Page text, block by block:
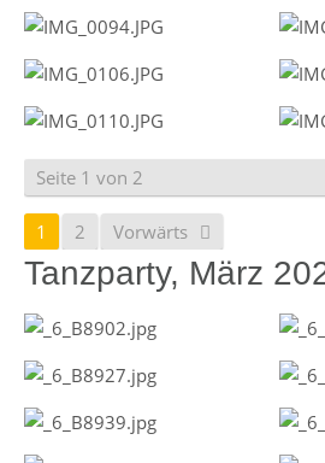
Seite 1 von 2
1 2 Vorwärts
Tanzparty, März